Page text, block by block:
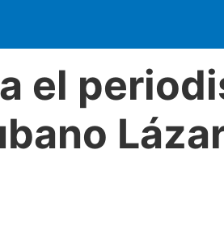
el